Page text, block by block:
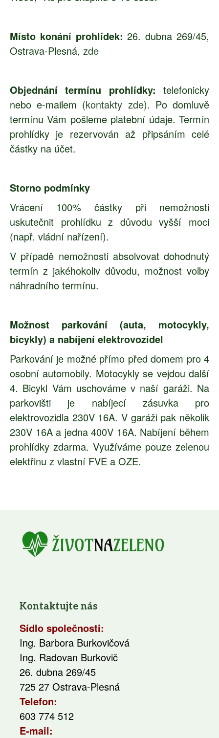
Místo konání prohlídek: 26. dubna 269/45,
Ostrava-Plesná, zde
Objednání termínu prohlídky: telefonicky
nebo e-mailem (kontakty zde). Po domluvě
termínu Vám pošleme platební údaje. Termín
prohlídky je rezervován až připsáním celé
částky na účet.
Storno podmínky
Vrácení 100% částky při nemožnosti
uskutečnit prohlídku z důvodu vyšší moci
(např. vládní nařízení).
V případě nemožnosti absolvovat dohodnutý
termín z jakéhokoliv důvodu, možnost volby
náhradního termínu.
Možnost parkování (auta, motocykly,
bicykly) a nabíjení elektrovozidel
Parkování je možné přímo před domem pro 4
osobní automobily. Motocykly se vejdou další
4. Bicykl Vám uschováme v naší garáži. Na
parkovišti je nabíjecí zásuvka pro
elektrovozidla 230V 16A. V garáži pak několik
230V 16A a jedna 400V 16A. Nabíjení během
prohlídky zdarma. Využíváme pouze zelenou
elektřinu z vlastní FVE a OZE.
Kontaktujte nás
Sídlo společnosti:
Ing. Barbora Burkovičová
Ing. Radovan Burkovič
26. dubna 269/45
725 27 Ostrava-Plesná
Telefon:
603 774 512
E-mail: